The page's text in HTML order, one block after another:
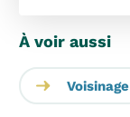
À voir aussi
Voisinage